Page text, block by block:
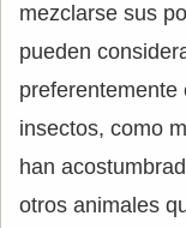
mezclarse sus
pueden
preferentemente
insectos, como
han
otros animales